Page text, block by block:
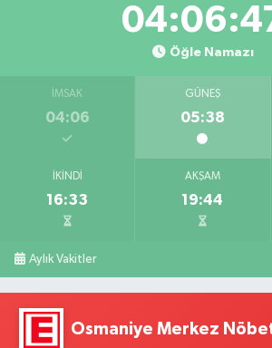
Öğle Namazı
İMSAK
04:06
GÜNEŞ
05:38
İKINDI
16:33
AKŞAM
19:44
Aylık Vakitler
Osmaniye Merkez